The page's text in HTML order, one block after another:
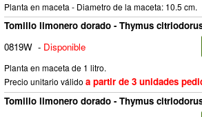
Planta en maceta - Diametro de la maceta: 10.5 cm.
Tomillo limonero dorado - Thymus
0819W - Disponible
Planta en maceta de 1 litro.
Precio unitario válido a partir de 3 unidades
Tomillo limonero dorado - Thymus